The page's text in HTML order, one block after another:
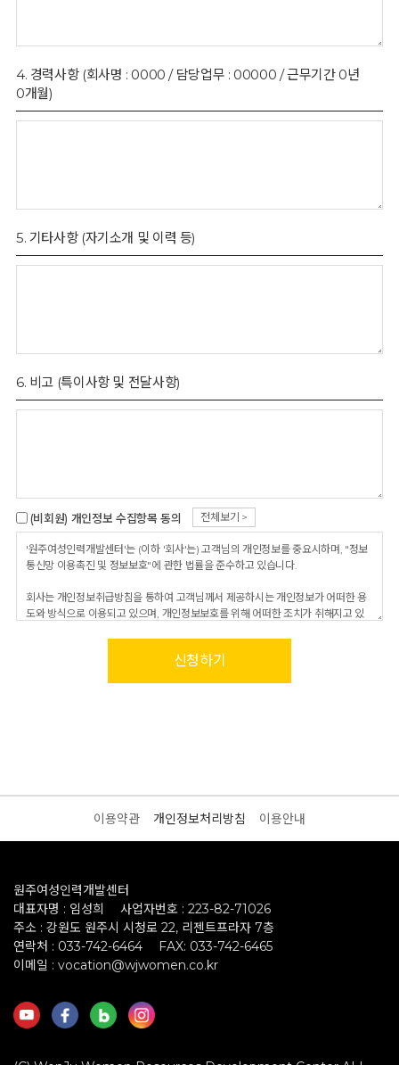
4. 경력사항 (회사명 : 0000 / 담당업무 : 00000 / 근무기간 0년
0개월)
5. 기타사항 (자기소개 및 이력 등)
6. 비고 (특이사항 및 전달사항)
(비회원) 개인정보 수집항목 동의 전체보기 >
신청하기
이용약관 개인정보처리방침 이용안내
원주여성인력개발센터
대표자명 : 임성희
사업자번호 : 223-82-71026
주소 : 강원도 원주시 시청로 22, 리젠트프라자 7층
연락처 : 033-742-6464
FAX: 033-742-6465
이메일 : vocation@wjwomen.co.kr